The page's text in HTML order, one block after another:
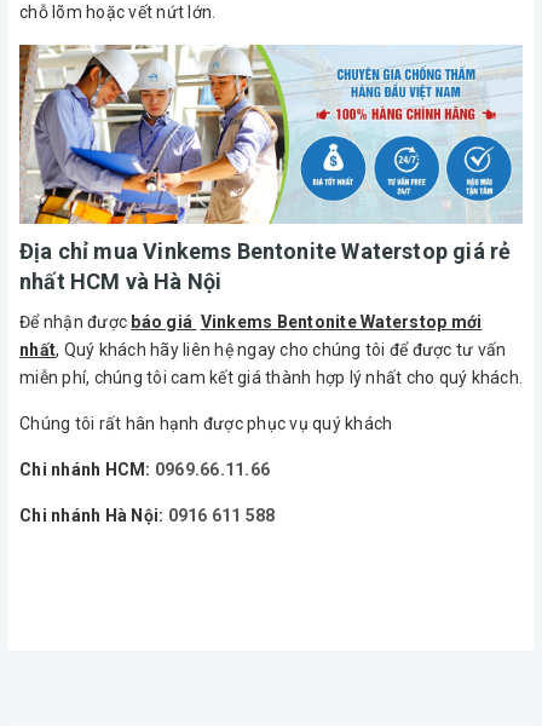
chỗ lõm hoặc vết nứt lớn.
Địa chỉ mua Vinkems Bentonite Waterstop giá rẻ
nhất HCM và Hà Nội
Để nhận được báo giá Vinkems Bentonite Waterstop mới
nhất, Quý khách hãy liên hệ ngay cho chúng tôi để được tư vấn
miễn phí, chúng tôi cam kết giá thành hợp lý nhất cho quý khách.
Chúng tôi rất hân hạnh được phục vụ quý khách
Chi nhánh HCM: 0969.66.11.66
Chi nhánh Hà Nội: 0916 611 588